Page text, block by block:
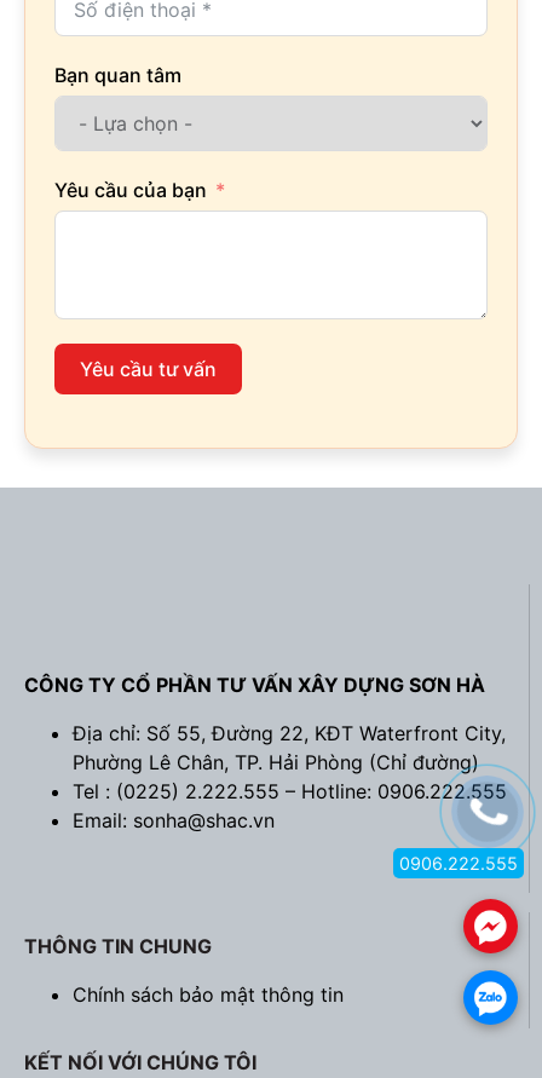
Bạn quan tâm
Yêu cầu của bạn
Yêu cầu tư vấn
CÔNG TY CỔ PHẦN TƯ VẤN XÂY DỰNG SƠN HÀ
Địa chỉ: Số 55, Đường 22, KĐT Waterfront City,
Phường Lê Chân, TP. Hải Phòng (Chỉ đường)
Tel : (0225) 2.222.555 – Hotline: 0906.222.555
Email: sonha@shac.vn
THÔNG TIN CHUNG
Chính sách bảo mật thông tin
KẾT NỐI VỚI CHÚNG TÔI
.
.
0906.222.555